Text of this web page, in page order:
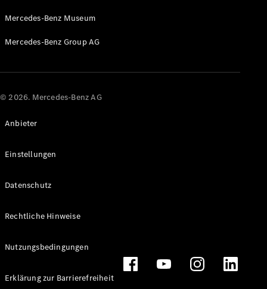
Mercedes-Benz Museum
Mercedes-Benz Group AG
© 2026. Mercedes-Benz AG
Anbieter
Einstellungen
Datenschutz
Rechtliche Hinweise
Nutzungsbedingungen
Erklärung zur Barrierefreiheit